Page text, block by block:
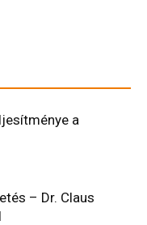
a
– Dr. Claus